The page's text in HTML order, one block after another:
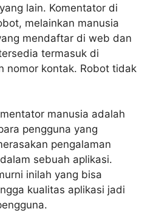
lain. Komentator di
melainkan manusia
mendaftar di web dan
termasuk di
nomor kontak. Robot tidak
manusia adalah
pengguna yang
pengalaman
sebuah aplikasi.
inilah yang bisa
kualitas aplikasi jadi